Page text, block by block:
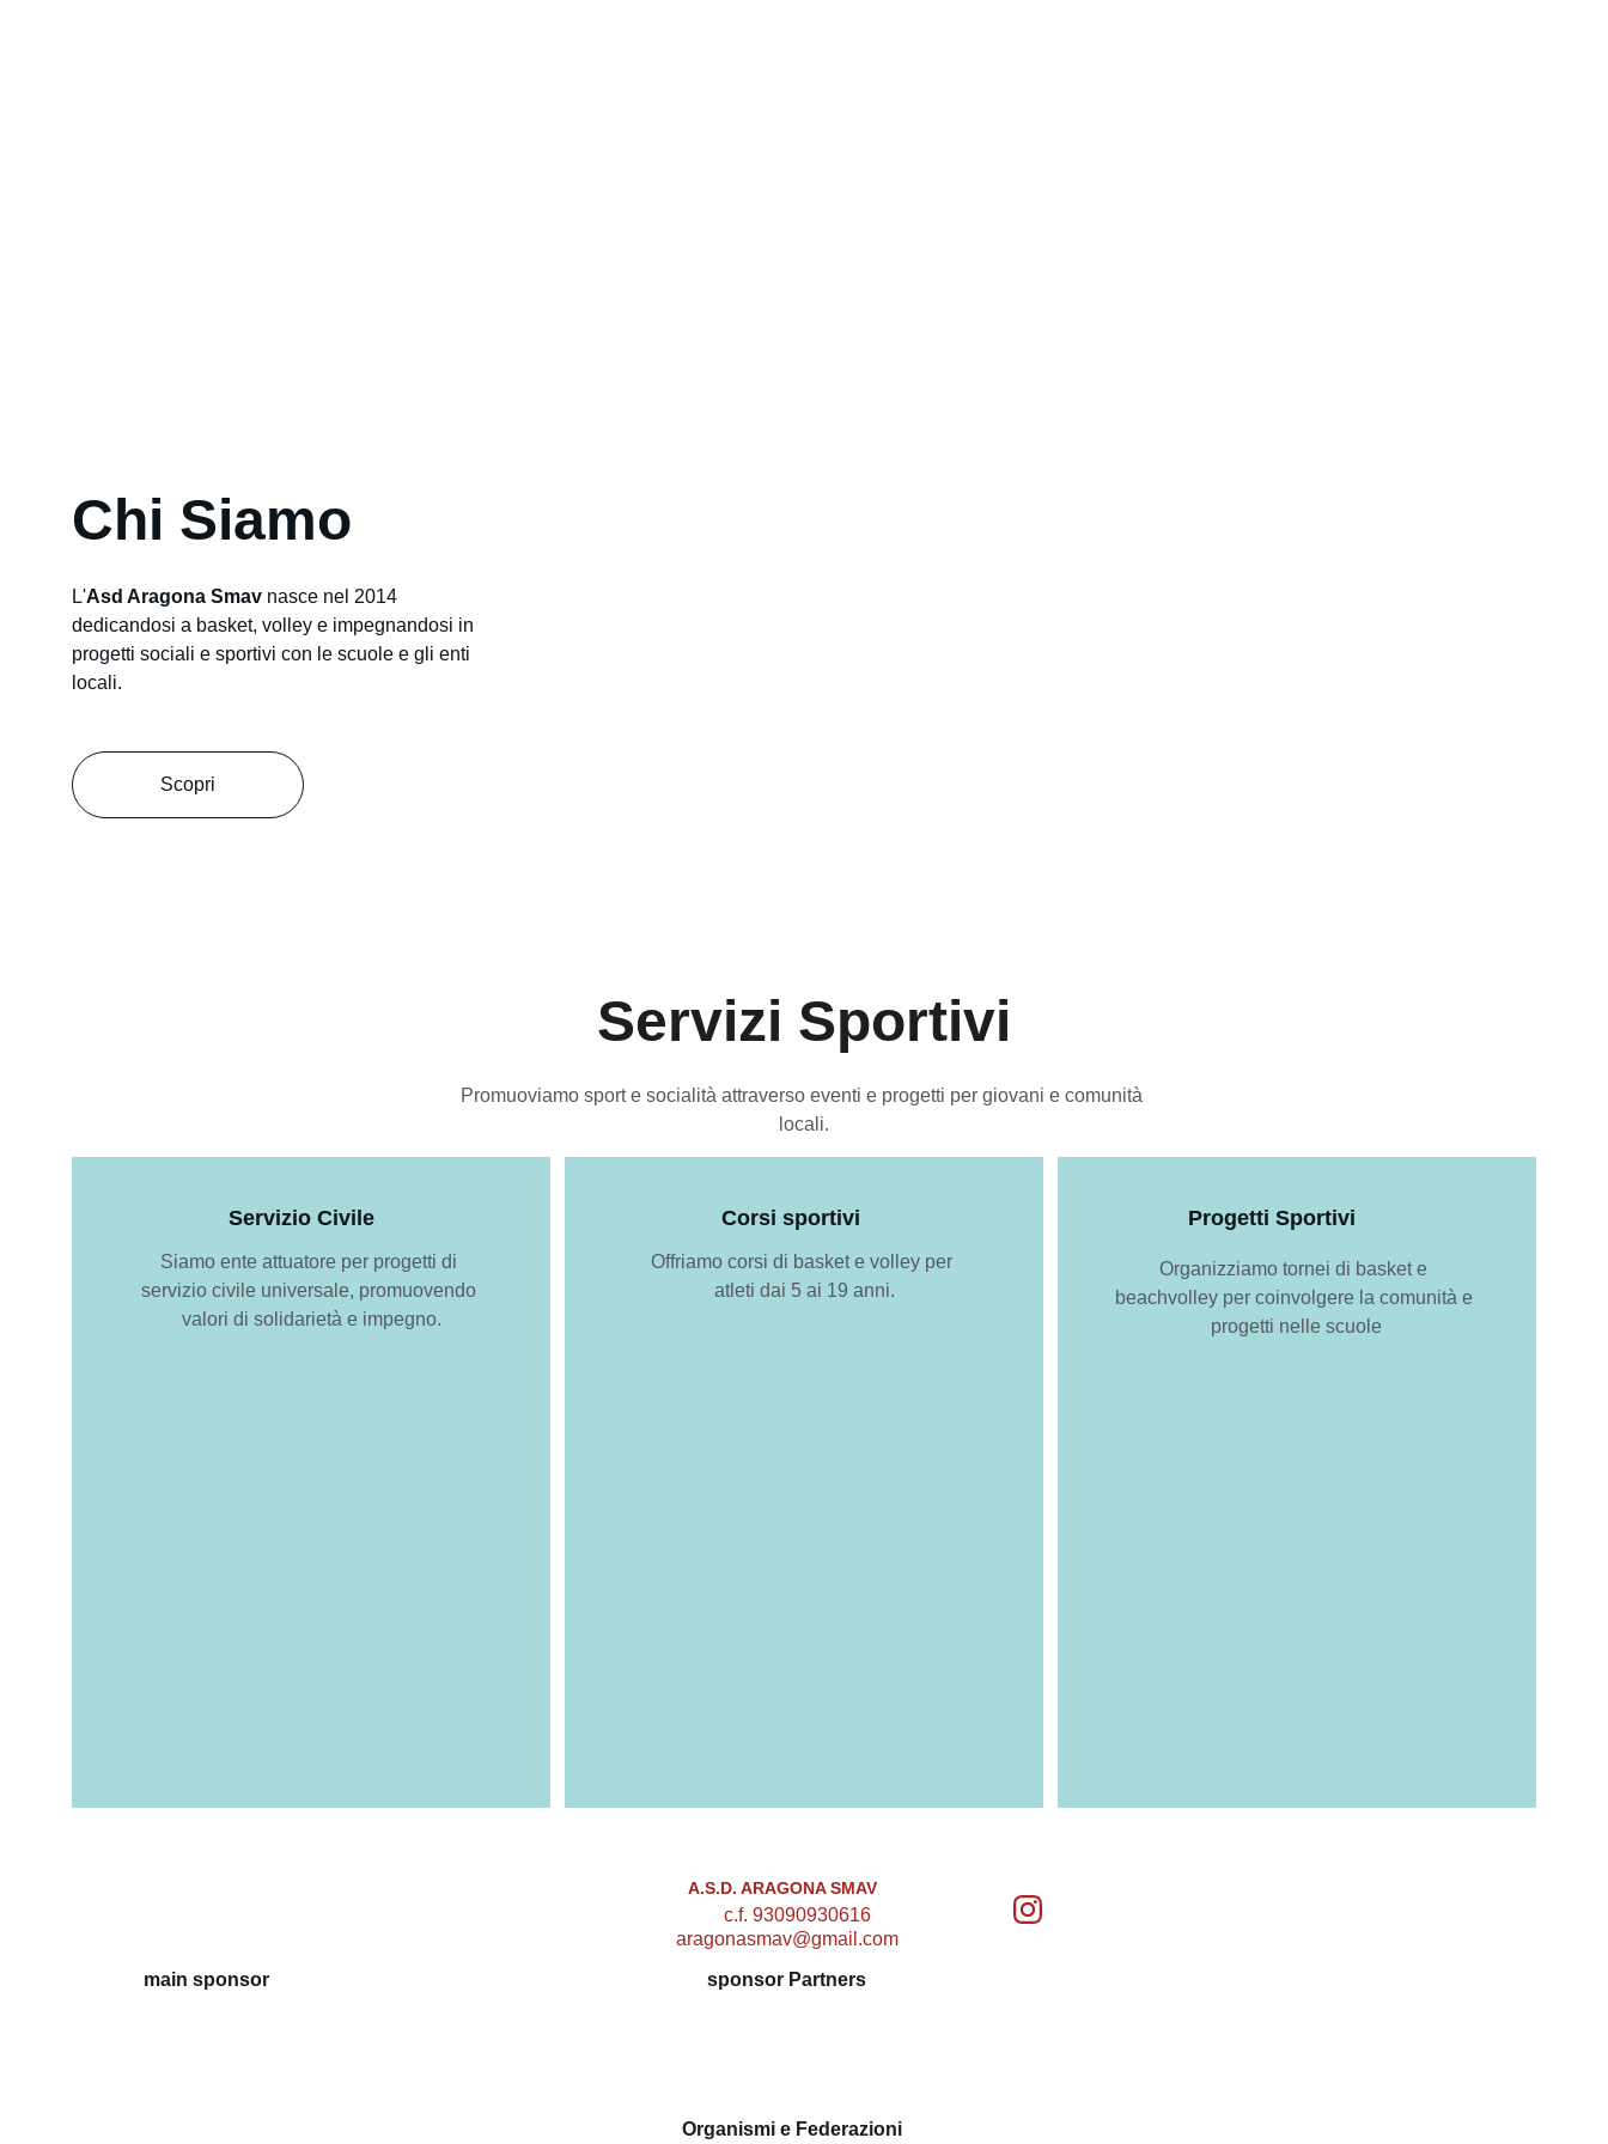
Chi Siamo
L'Asd Aragona Smav nasce nel 2014
dedicandosi a basket, volley e impegnandosi in
progetti sociali e sportivi con le scuole e gli enti
locali.
Scopri
Servizi Sportivi
Promuoviamo sport e socialità attraverso eventi e progetti per giovani e comunità
locali.
Progetti Sportivi
Organizziamo tornei di basket e
beachvolley per coinvolgere la comunità e
progetti nelle scuole
Servizio Civile
Siamo ente attuatore per progetti di
servizio civile universale, promuovendo
valori di solidarietà e impegno.
Corsi sportivi
Offriamo corsi di basket e volley per
atleti dai 5 ai 19 anni.
A.S.D. ARAGONA SMAV
aragonasmav@gmail.com
c.f. 93090930616
main sponsor sponsor Partners
Organismi e Federazioni